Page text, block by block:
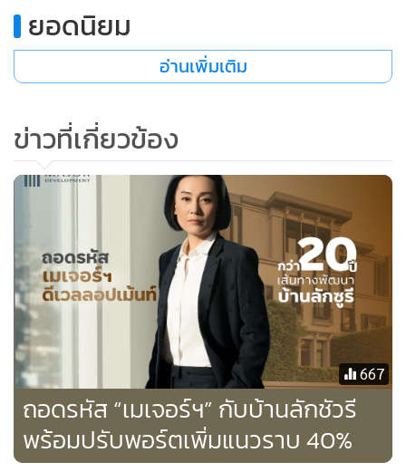
รับธุรกิจบริหารจัดการโครงการที่พักอาศัย ครอบคลุมโครงการ
คอนโดมิเนียม บ้านเดี่ยว และทาวน์โฮม
ยอดนิยม
อ่านเพิ่มเติม
ข่าวที่เกี่ยวข้อง
667
ถอดรหัส “เมเจอร์ฯ” กับบ้านลักชัวรี
พร้อมปรับพอร์ตเพิ่มแนวราบ 40%